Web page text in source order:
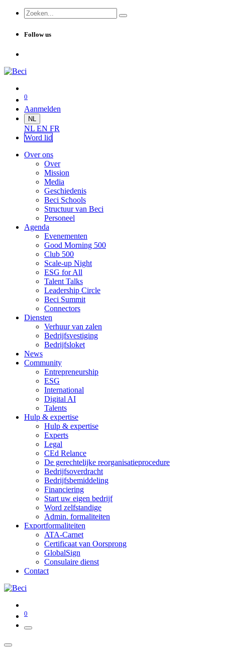
Follow us
0
Aanmelden
NL
NL EN FR
Word lid
Over ons
Over
Mission
Media
Geschiedenis
Beci Schools
Structuur van Beci
Personeel
Agenda
Evenementen
Good Morning 500
Club 500
Scale-up Night
ESG for All
Talent Talks
Leadership Circle
Beci Summit
Connectors
Diensten
Verhuur van zalen
Bedrijfsvestiging
Bedrijfsloket
News
Community
Entrepreneurship
ESG
International
Digital AI
Talents
Hulp & expertise
Hulp & expertise
Experts
Legal
CEd Relance
De gerechtelijke reorganisatieprocedure
Bedrijfsoverdracht
Bedrijfsbemiddeling
Financiering
Start uw eigen bedrijf
Word zelfstandige
Admin. formaliteiten
Exportformaliteiten
ATA-Carnet
Certificaat van Oorsprong
GlobalSign
Consulaire dienst
Contact
0